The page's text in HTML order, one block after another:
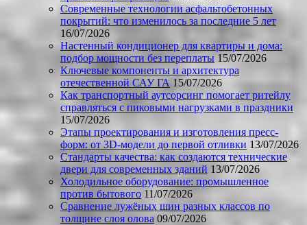
Современные технологии асфальтобетонных
покрытий: что изменилось за последние 5 лет
16/07/2026
Настенный кондиционер для квартиры и дома:
подбор мощности без переплаты 15/07/2026
Ключевые компоненты и архитектура
отечественной САУ ГА 15/07/2026
Как транспортный аутсорсинг помогает ритейлу
справляться с пиковыми нагрузками в праздники
15/07/2026
Этапы проектирования и изготовления пресс-
форм: от 3D-модели до первой отливки 13/07/2026
Стандарты качества: как создаются технические
двери для современных зданий 13/07/2026
Холодильное оборудование: промышленное
против бытового 11/07/2026
Сравнение лужёных шин разных классов по
толщине слоя олова 09/07/2026